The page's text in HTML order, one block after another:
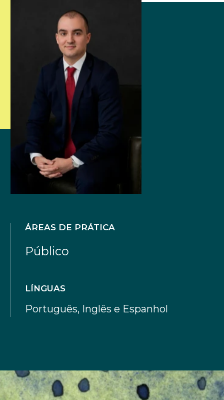
ÁREAS DE PRÁTICA
Público
LÍNGUAS
Português, Inglês e Espanhol